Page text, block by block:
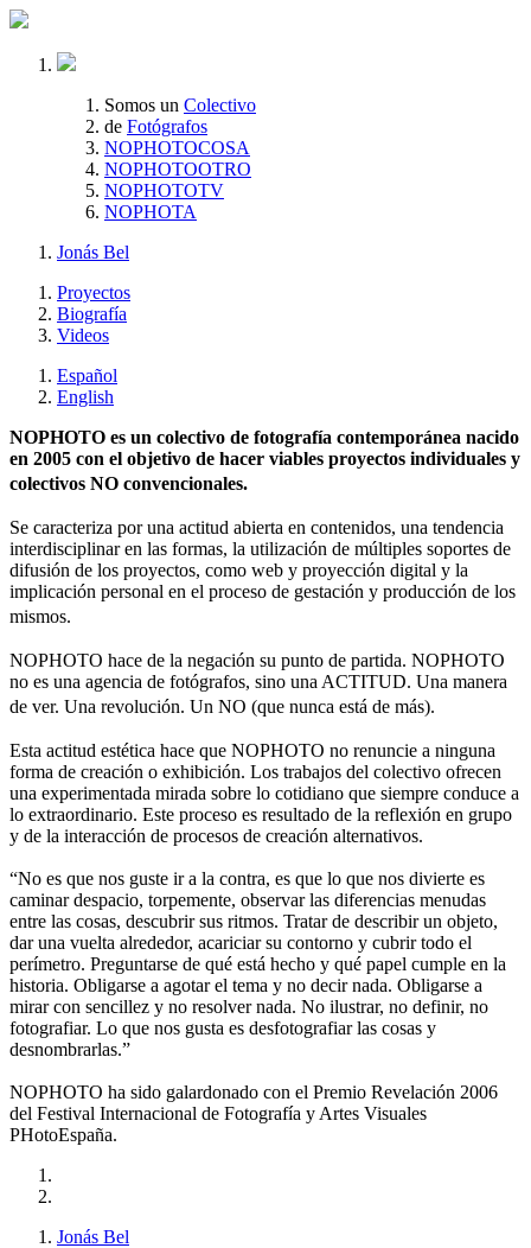
Somos un Colectivo
de Fotógrafos
NOPHOTOCOSA
NOPHOTOOTRO
NOPHOTOTV
NOPHOTA
Jonás Bel
Proyectos
Biografía
Videos
Español
English
NOPHOTO es un colectivo de fotografía contemporánea nacido
en 2005 con el objetivo de hacer viables proyectos individuales y
colectivos NO convencionales.
Se caracteriza por una actitud abierta en contenidos, una tendencia
interdisciplinar en las formas, la utilización de múltiples soportes de
difusión de los proyectos, como web y proyección digital y la
implicación personal en el proceso de gestación y producción de los
mismos.
NOPHOTO hace de la negación su punto de partida. NOPHOTO
no es una agencia de fotógrafos, sino una ACTITUD. Una manera
de ver. Una revolución. Un NO (que nunca está de más).
Esta actitud estética hace que NOPHOTO no renuncie a ninguna
forma de creación o exhibición. Los trabajos del colectivo ofrecen
una experimentada mirada sobre lo cotidiano que siempre conduce a
lo extraordinario. Este proceso es resultado de la reflexión en grupo
y de la interacción de procesos de creación alternativos.
“No es que nos guste ir a la contra, es que lo que nos divierte es
caminar despacio, torpemente, observar las diferencias menudas
entre las cosas, descubrir sus ritmos. Tratar de describir un objeto,
dar una vuelta alrededor, acariciar su contorno y cubrir todo el
perímetro. Preguntarse de qué está hecho y qué papel cumple en la
historia. Obligarse a agotar el tema y no decir nada. Obligarse a
mirar con sencillez y no resolver nada. No ilustrar, no definir, no
fotografiar. Lo que nos gusta es desfotografiar las cosas y
desnombrarlas.”
NOPHOTO ha sido galardonado con el Premio Revelación 2006
del Festival Internacional de Fotografía y Artes Visuales
PHotoEspaña.
Jonás Bel